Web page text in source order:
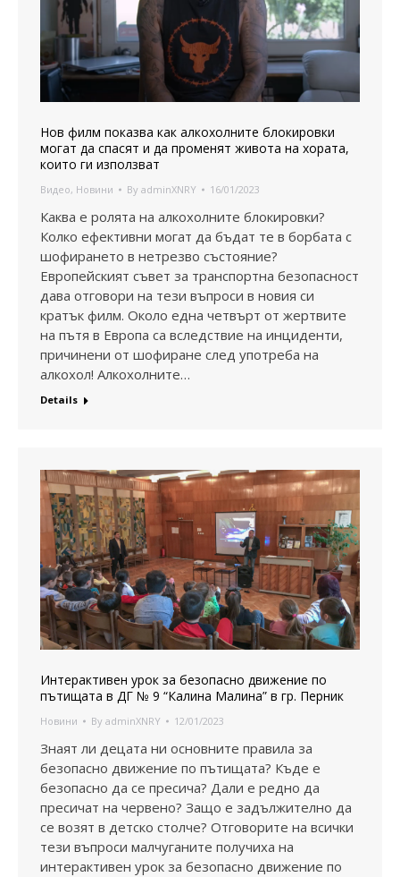
Нов филм показва как алкохолните блокировки
могат да спасят и да променят живота на хората,
които ги използват
Видео, Новини By adminXNRY 16/01/2023
Каква е ролята на алкохолните блокировки?
Колко ефективни могат да бъдат те в борбата с
шофирането в нетрезво състояние?
Европейският съвет за транспортна безопасност
дава отговори на тези въпроси в новия си
кратък филм. Около една четвърт от жертвите
на пътя в Европа са вследствие на инциденти,
причинени от шофиране след употреба на
алкохол! Алкохолните…
Details
Интерактивен урок за безопасно движение по
пътищата в ДГ № 9 “Калина Малина” в гр. Перник
Новини By adminXNRY 12/01/2023
Знаят ли децата ни основните правила за
безопасно движение по пътищата? Къде е
безопасно да се пресича? Дали е редно да
пресичат на червено? Защо е задължително да
се возят в детско столче? Отговорите на всички
тези въпроси малчуганите получиха на
интерактивен урок за безопасно движение по